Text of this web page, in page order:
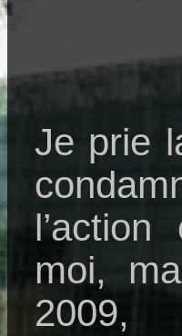
Je prie
l’action
moi,
2009,